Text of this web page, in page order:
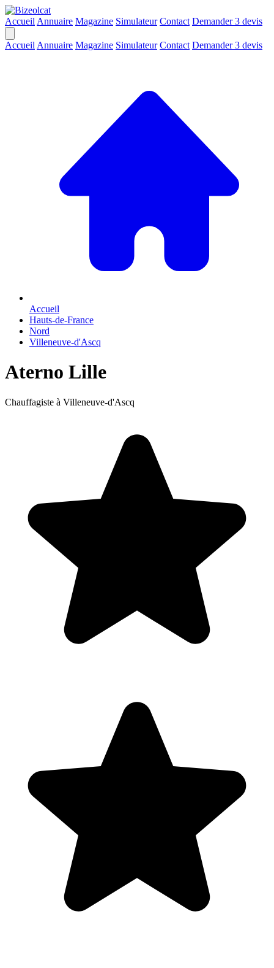
Accueil Annuaire Magazine Simulateur Contact Demander 3 devis
Accueil Annuaire Magazine Simulateur Contact Demander 3 devis
Accueil
Hauts-de-France
Nord
Villeneuve-d'Ascq
Aterno Lille
Chauffagiste à Villeneuve-d'Ascq